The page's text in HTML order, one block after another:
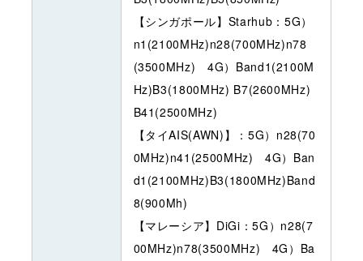
【シンガポール】Starhub：5G）
n1(2100MHz)n28(700MHz)n78
(3500MHz) 4G）Band1(2100M
Hz)B3(1800MHz) B7(2600MHz)
B41(2500MHz)
【タイAIS(AWN)】：5G）n28(70
0MHz)n41(2500MHz) 4G）Ban
d1(2100MHz)B3(1800MHz)Band
8(900Mh)
【マレーシア】DiGi：5G）n28(7
00MHz)n78(3500MHz) 4G）Ba